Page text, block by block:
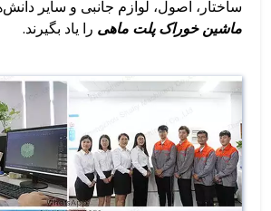
ساختار، اصول، لوازم جانبی و سایر
ماشین خوراک پلت ماهی را یاد بگیرند.